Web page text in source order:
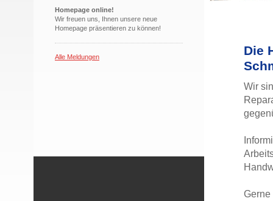
Homepage online!
Wir freuen uns, Ihnen unsere neue
Homepage präsentieren zu können!
Alle Meldungen
Die
Wir
Gerne